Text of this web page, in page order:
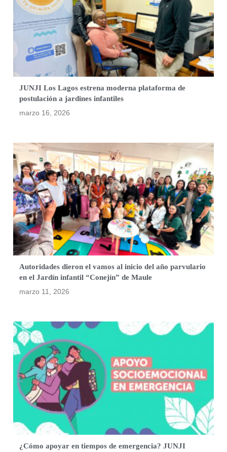
JUNJI Los Lagos estrena moderna plataforma de
postulación a jardines infantiles
marzo 16, 2026
Autoridades dieron el vamos al inicio del año parvulario
en el Jardín infantil “Conejín” de Maule
marzo 11, 2026
¿Cómo apoyar en tiempos de emergencia? JUNJI